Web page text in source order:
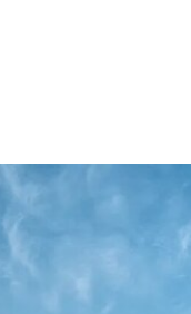
莱（Jai Halai）
）。这张照
（Ali
加沙希法医院
诉求”（Youth
“停止石油”